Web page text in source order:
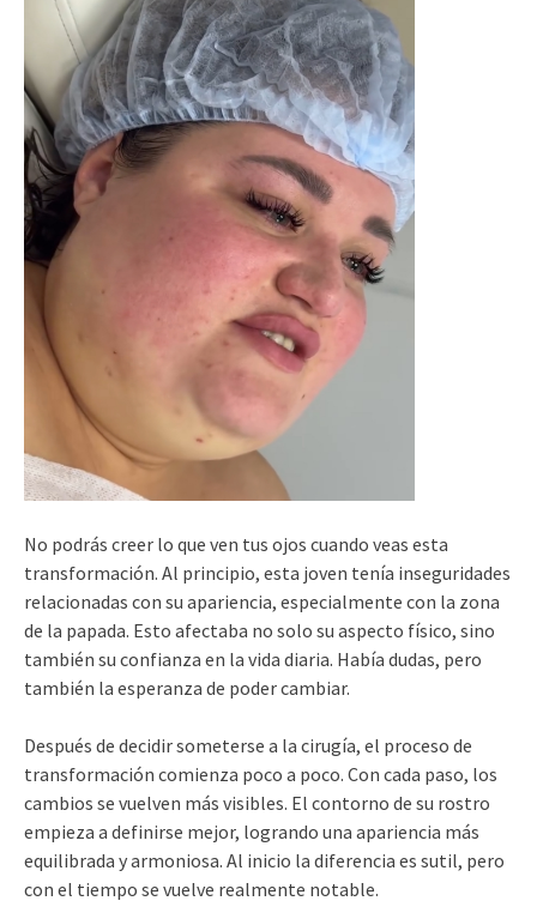
No podrás creer lo que ven tus ojos cuando veas esta
transformación. Al principio, esta joven tenía inseguridades
relacionadas con su apariencia, especialmente con la zona
de la papada. Esto afectaba no solo su aspecto físico, sino
también su confianza en la vida diaria. Había dudas, pero
también la esperanza de poder cambiar.
Después de decidir someterse a la cirugía, el proceso de
transformación comienza poco a poco. Con cada paso, los
cambios se vuelven más visibles. El contorno de su rostro
empieza a definirse mejor, logrando una apariencia más
equilibrada y armoniosa. Al inicio la diferencia es sutil, pero
con el tiempo se vuelve realmente notable.